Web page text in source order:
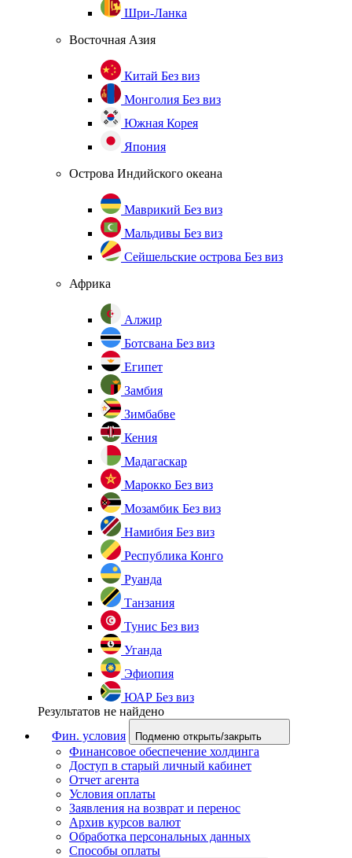
Шри-Ланка
Восточная Азия
Китай Без виз
Монголия Без виз
Южная Корея
Япония
Острова Индийского океана
Маврикий Без виз
Мальдивы Без виз
Сейшельские острова Без виз
Африка
Алжир
Ботсвана Без виз
Египет
Замбия
Зимбабве
Кения
Мадагаскар
Марокко Без виз
Мозамбик Без виз
Намибия Без виз
Республика Конго
Руанда
Танзания
Тунис Без виз
Уганда
Эфиопия
ЮАР Без виз
Результатов не найдено
Фин. условия
Подменю открыть/закрыть
Финансовое обеспечение холдинга
Доступ в старый личный кабинет
Отчет агента
Условия оплаты
Заявления на возврат и перенос
Архив курсов валют
Обработка персональных данных
Способы оплаты